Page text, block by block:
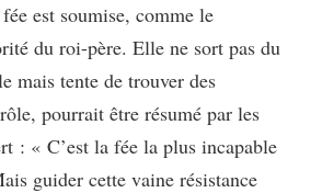
est soumise, comme le
du roi-père. Elle ne sort pas du
mais tente de trouver des
pourrait être résumé par les
: « C’est la fée la plus incapable
guider cette vaine résistance